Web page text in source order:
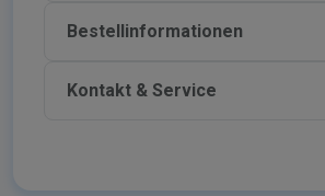
Bestellinformationen
Kontakt & Service